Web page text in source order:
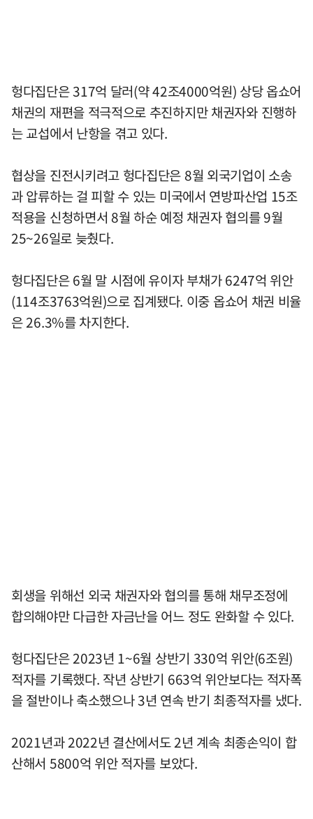
헝다집단은 317억 달러(약 42조4000억원) 상당 옵쇼어
채권의 재편을 적극적으로 추진하지만 채권자와 진행하
는 교섭에서 난항을 겪고 있다.
협상을 진전시키려고 헝다집단은 8월 외국기업이 소송
과 압류하는 걸 피할 수 있는 미국에서 연방파산업 15조
적용을 신청하면서 8월 하순 예정 채권자 협의를 9월
25~26일로 늦췄다.
헝다집단은 6월 말 시점에 유이자 부채가 6247억 위안
(114조3763억원)으로 집계됐다. 이중 옵쇼어 채권 비율
은 26.3%를 차지한다.
회생을 위해선 외국 채권자와 협의를 통해 채무조정에
합의해야만 다급한 자금난을 어느 정도 완화할 수 있다.
헝다집단은 2023년 1~6월 상반기 330억 위안(6조원)
적자를 기록했다. 작년 상반기 663억 위안보다는 적자폭
을 절반이나 축소했으나 3년 연속 반기 최종적자를 냈다.
2021년과 2022년 결산에서도 2년 계속 최종손익이 합
산해서 5800억 위안 적자를 보았다.